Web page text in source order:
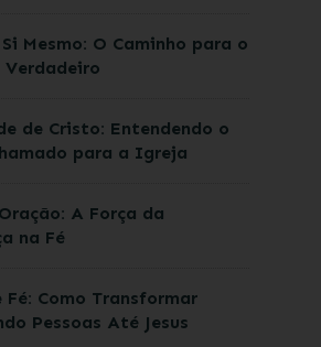
Mesmo: O Caminho para o
de Cristo: Entendendo o
para a Igreja
A Força da
na Fé
Como Transformar
Pessoas Até Jesus